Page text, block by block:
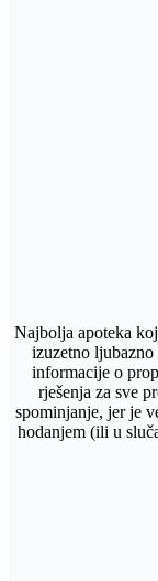
Najbolja apoteka
izuzetno
informacije o
rješenja za sve
spominjanje, jer je
hodanjem (ili u